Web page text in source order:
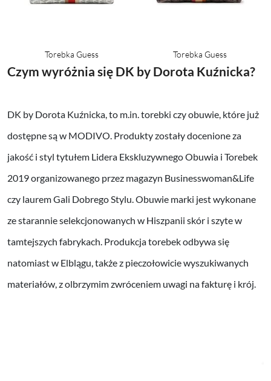
Torebka Guess Torebka Guess
Czym wyróżnia się DK by Dorota Kuźnicka?
DK by Dorota Kuźnicka, to m.in. torebki czy obuwie, które już
dostępne są w MODIVO. Produkty zostały docenione za
jakość i styl tytułem Lidera Ekskluzywnego Obuwia i Torebek
2019 organizowanego przez magazyn Businesswoman&Life
czy laurem Gali Dobrego Stylu. Obuwie marki jest wykonane
ze starannie selekcjonowanych w Hiszpanii skór i szyte w
tamtejszych fabrykach. Produkcja torebek odbywa się
natomiast w Elblągu, także z pieczołowicie wyszukiwanych
materiałów, z olbrzymim zwróceniem uwagi na fakturę i krój.